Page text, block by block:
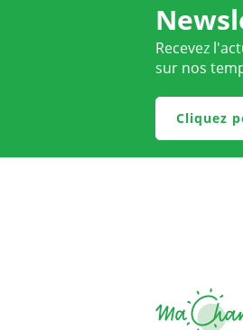
Recevez
sur nos
Cliquez